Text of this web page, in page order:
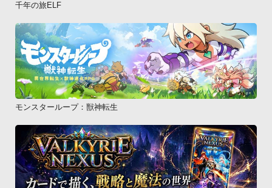
千年の旅ELF
モンスターループ：獣神転生